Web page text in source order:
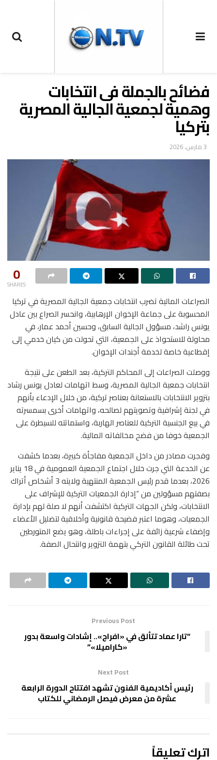
فضائح بالجملة فى انتخابات
وهمية لجمعية الجالية المصرية
بتركيا
3 مارس، 2026
0
SHARES
الصراعات المالية تضرب انتخابات جمعية الجالية المصرية في تركيا
المحسوبة على جماعة الإخوان الإرهابية، وانحسر الصراع بين عادل
يونس راشد، مسؤول الجالية السابق، وحسين أحمد عمار، في
محاولة للاستحواذ على الجمعية، التي تحولت من كيان خدمي إلى
إقطاعية خاصة لخدمة أجندات الإخوان.
ووصلت الصراعات إلى المحاكم التركية، بعد الطعن على نتيجة
انتخابات جمعية الجالية المصرية، وسط اتهامات لعادل يونس رشاد
بتزوير الانتخابات بالاستعانة بعناصر تركية، من خلال الإدعاء بأنهم
في لجنة إشرافية وتصويتهم لصالحه، واتهامات أخرى بسمسرته
في بيع الجنسية التركية للعناصر الهاربة، واستماتته للسيطرة على
الجمعية خوفا من فضح مخالفاته المالية.
وفجرت مصادر من داخل الجمعية مفاجأة كبيرة، بعدما كشفت
عن الخدعة التي جرت خلال اجتماع الجمعية العمومية في 18 يناير
2026، بعدما قدم رئيس الجمعية المنتهية ولايته 3 أشخاص أتراك
بصفتهم مسؤولين من “إدارة الجمعيات التركية للإشراف على
الانتخابات، ولكن الجهات التركية اكتشفت أنهم لا صلة لهم بإدارة
الجمعيات، وهوما اعتبر فضيحة قانونية وأخلاقية لتضليل الأعضاء
وإضفاء شرعية زائفة على إجراءات باطلة، وهو يضع المتورطين
تحت طائلة القانون التركي بتهمة التزوير وانتحال الصفة.
Previous Post
“تارا عماد تتألق في «افراج».. إشادات واسعة بدور
«كاراميلا»”
Next Post
رئيس أكاديمية الفنون تشهد افتتاح الدورة الرابعة
عشرة من معرض فيصل الرمضاني للكتاب
اترك تعليقاً